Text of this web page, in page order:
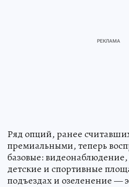
Ряд опций, ранее
премиальными, теперь
базовые:
детские и спортивные
подъездах и озеленение —